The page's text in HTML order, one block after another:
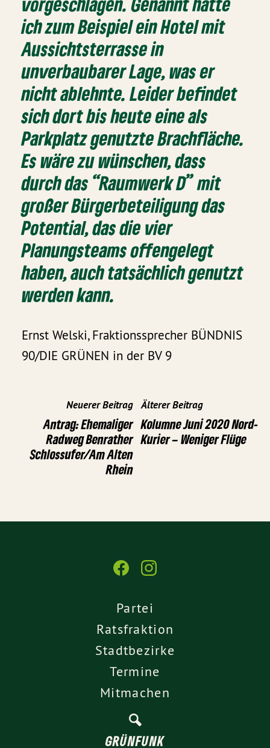
ich zum Beispiel ein Hotel mit
Aussichtsterrasse in
unverbaubarer Lage, was er
nicht ablehnte. Leider befindet
sich dort bis heute eine als
Parkplatz genutzte Brachfläche.
Es wäre zu wünschen, dass
durch das “Raumwerk D” mit
großer Bürgerbeteiligung das
Potential, das die vier
Planungsteams offengelegt
haben, auch tatsächlich genutzt
werden kann.
Ernst Welski, Fraktionssprecher BÜNDNIS
90/DIE GRÜNEN in der BV 9
Neuerer Beitrag
Antrag: Ehemaliger
Radweg Benrather
Schlossufer/Am Alten
Rhein
Älterer Beitrag
Kolumne Juni 2020 Nord-
Kurier – Weniger Flüge
Partei
Ratsfraktion
Stadtbezirke
Termine
Mitmachen
GRÜNFUNK